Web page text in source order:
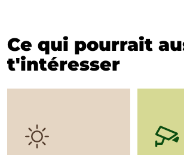
Ce qui pourrait
t'intéresser